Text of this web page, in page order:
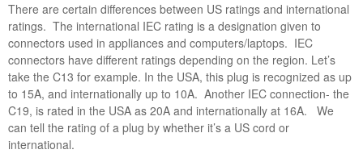
There are certain differences between US ratings and international
ratings. The international IEC rating is a designation given to
connectors used in appliances and computers/laptops. IEC
connectors have different ratings depending on the region. Let’s
take the C13 for example. In the USA, this plug is recognized as up
to 15A, and internationally up to 10A. Another IEC connection- the
C19, is rated in the USA as 20A and internationally at 16A. We
can tell the rating of a plug by whether it’s a US cord or
international.